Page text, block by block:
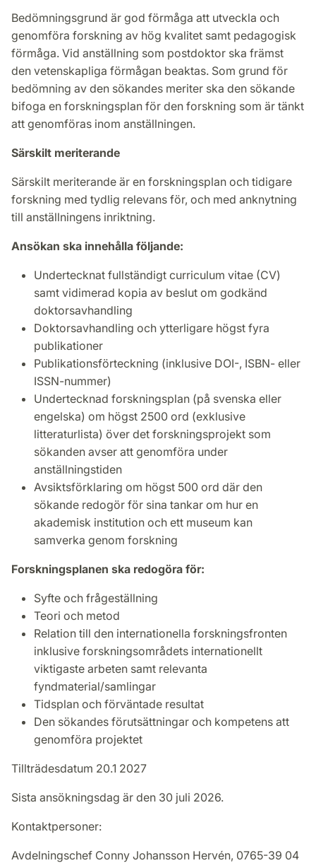
Bedömningsgrund är god förmåga att utveckla och
genomföra forskning av hög kvalitet samt pedagogisk
förmåga. Vid anställning som postdoktor ska främst
den vetenskapliga förmågan beaktas. Som grund för
bedömning av den sökandes meriter ska den sökande
bifoga en forskningsplan för den forskning som är tänkt
att genomföras inom anställningen.
Särskilt meriterande
Särskilt meriterande är en forskningsplan och tidigare
forskning med tydlig relevans för, och med anknytning
till anställningens inriktning.
Ansökan ska innehålla följande:
Undertecknat fullständigt curriculum vitae (CV)
samt vidimerad kopia av beslut om godkänd
doktorsavhandling
Doktorsavhandling och ytterligare högst fyra
publikationer
Publikationsförteckning (inklusive DOI-, ISBN- eller
ISSN-nummer)
Undertecknad forskningsplan (på svenska eller
engelska) om högst 2500 ord (exklusive
litteraturlista) över det forskningsprojekt som
sökanden avser att genomföra under
anställningstiden
Avsiktsförklaring om högst 500 ord där den
sökande redogör för sina tankar om hur en
akademisk institution och ett museum kan
samverka genom forskning
Forskningsplanen ska redogöra för:
Syfte och frågeställning
Teori och metod
Relation till den internationella forskningsfronten
inklusive forskningsområdets internationellt
viktigaste arbeten samt relevanta
fyndmaterial/samlingar
Tidsplan och förväntade resultat
Den sökandes förutsättningar och kompetens att
genomföra projektet
Tillträdesdatum 20.1 2027
Sista ansökningsdag är den 30 juli 2026.
Kontaktpersoner:
Avdelningschef Conny Johansson Hervén, 0765-39 04